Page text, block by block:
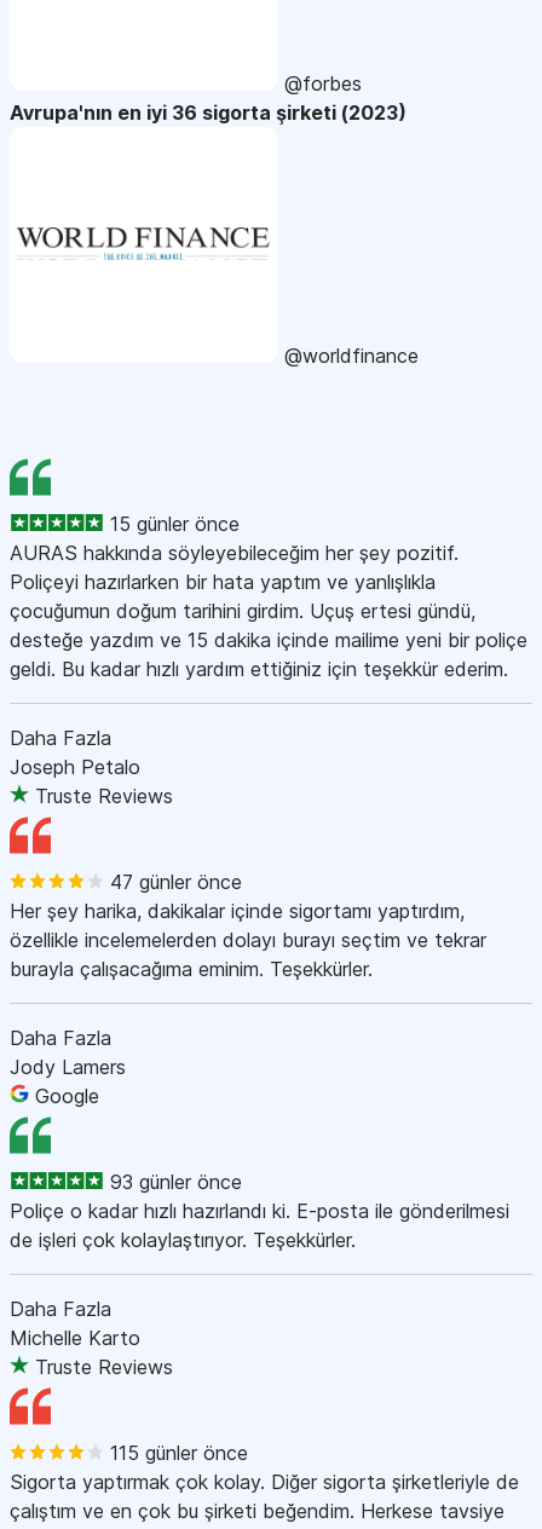
@forbes
Avrupa'nın en iyi 36 sigorta şirketi (2023)
@worldfinance
15 günler önce
AURAS hakkında söyleyebileceğim her şey pozitif.
Poliçeyi hazırlarken bir hata yaptım ve yanlışlıkla
çocuğumun doğum tarihini girdim. Uçuş ertesi gündü,
desteğe yazdım ve 15 dakika içinde mailime yeni bir poliçe
geldi. Bu kadar hızlı yardım ettiğiniz için teşekkür ederim.
Daha Fazla
Joseph Petalo
Truste Reviews
47 günler önce
Her şey harika, dakikalar içinde sigortamı yaptırdım,
özellikle incelemelerden dolayı burayı seçtim ve tekrar
burayla çalışacağıma eminim. Teşekkürler.
Daha Fazla
Jody Lamers
Google
93 günler önce
Poliçe o kadar hızlı hazırlandı ki. E-posta ile gönderilmesi
de işleri çok kolaylaştırıyor. Teşekkürler.
Daha Fazla
Michelle Karto
Truste Reviews
115 günler önce
Sigorta yaptırmak çok kolay. Diğer sigorta şirketleriyle de
çalıştım ve en çok bu şirketi beğendim. Herkese tavsiye